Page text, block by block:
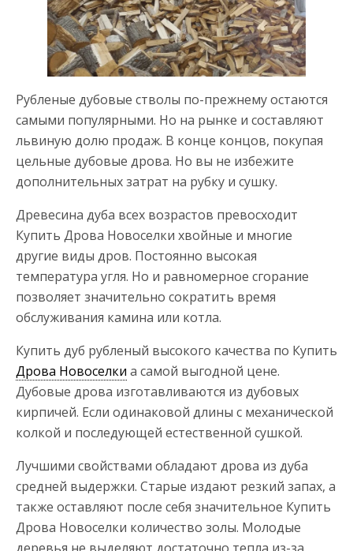
Рубленые дубовые стволы по-прежнему остаются
самыми популярными. Но на рынке и составляют
львиную долю продаж. В конце концов, покупая
цельные дубовые дрова. Но вы не избежите
дополнительных затрат на рубку и сушку.
Древесина дуба всех возрастов превосходит
Купить Дрова Новоселки хвойные и многие
другие виды дров. Постоянно высокая
температура угля. Но и равномерное сгорание
позволяет значительно сократить время
обслуживания камина или котла.
Купить дуб рубленый высокого качества по Купить
Дрова Новоселки а самой выгодной цене.
Дубовые дрова изготавливаются из дубовых
кирпичей. Если одинаковой длины с механической
колкой и последующей естественной сушкой.
Лучшими свойствами обладают дрова из дуба
средней выдержки. Старые издают резкий запах, а
также оставляют после себя значительное Купить
Дрова Новоселки количество золы. Молодые
деревья не выделяют достаточно тепла из-за